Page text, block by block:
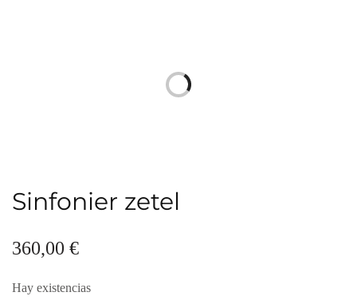
Sinfonier zetel
360,00€
Hay existencias